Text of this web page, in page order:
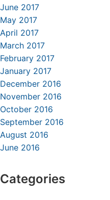
June 2017
May 2017
April 2017
March 2017
February 2017
January 2017
December 2016
November 2016
October 2016
September 2016
August 2016
June 2016
Categories